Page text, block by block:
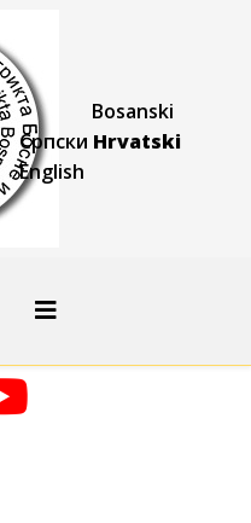
Bosanski
Српски Hrvatski
English